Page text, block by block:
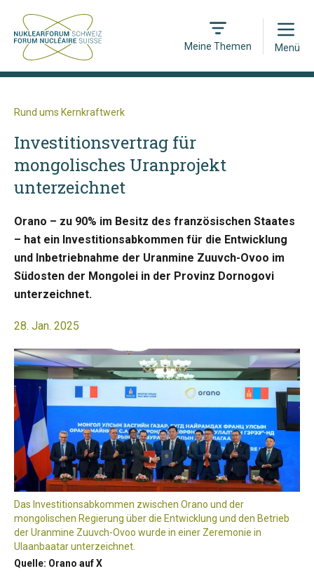
Meine Themen
Open
Menü
Rund ums Kernkraftwerk
Investitionsvertrag für
mongolisches Uranprojekt
unterzeichnet
Orano – zu 90% im Besitz des französischen Staates
– hat ein Investitionsabkommen für die Entwicklung
und Inbetriebnahme der Uranmine Zuuvch-Ovoo im
Südosten der Mongolei in der Provinz Dornogovi
unterzeichnet.
28. Jan. 2025
Das Investitionsabkommen zwischen Orano und der
mongolischen Regierung über die Entwicklung und den Betrieb
der Uranmine Zuuvch-Ovoo wurde in einer Zeremonie in
Ulaanbaatar unterzeichnet.
Quelle: Orano auf X